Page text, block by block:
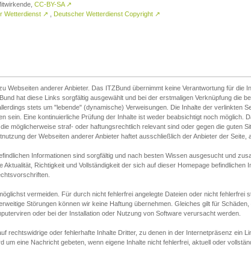
CC-BY-SA ↗
Wetterdienst ↗ Deutscher Wetterdienst Copyright ↗
Webseiten anderer Anbieter. Das ITZBund übernimmt keine Verantwortung für die
hat diese Links sorgfältig ausgewählt und bei der erstmaligen Verknüpfung die
stets um "lebende" (dynamische) Verweisungen. Die Inhalte der verlinkten
sein. Eine kontinuierliche Prüfung der Inhalte ist weder beabsichtigt noch möglich.
möglicherweise straf- oder haftungsrechtlich relevant sind oder gegen die guten
der Webseiten anderer Anbieter haftet ausschließlich der Anbieter der Seite,
Informationen sind sorgfältig und nach besten Wissen ausgesucht und
Richtigkeit und Vollständigkeit der sich auf dieser Homepage befindlichen
vermeiden. Für durch nicht fehlerfrei angelegte Dateien oder nicht fehlerfrei
Störungen können wir keine Haftung übernehmen. Gleiches gilt für Schäden,
oder bei der Installation oder Nutzung von Software verursacht werden.
rechtswidrige oder fehlerhafte Inhalte Dritter, zu denen in der Internetpräsenz ein
um eine Nachricht gebeten, wenn eigene Inhalte nicht fehlerfrei, aktuell oder